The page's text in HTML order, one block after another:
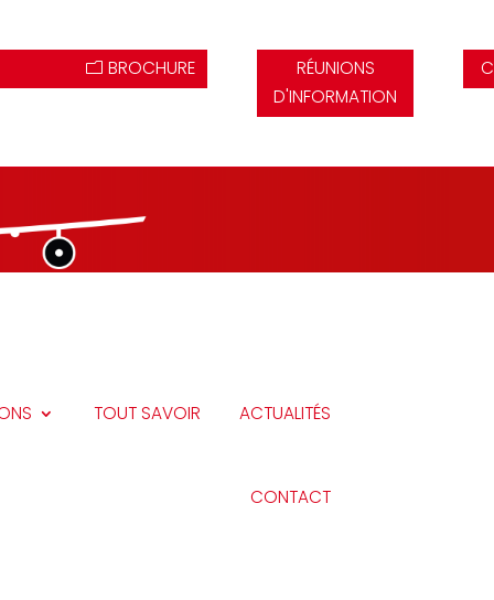
BROCHURE
RÉUNIONS
D'INFORMATION
TOUT SAVOIR ACTUALITÉS
CONTACT